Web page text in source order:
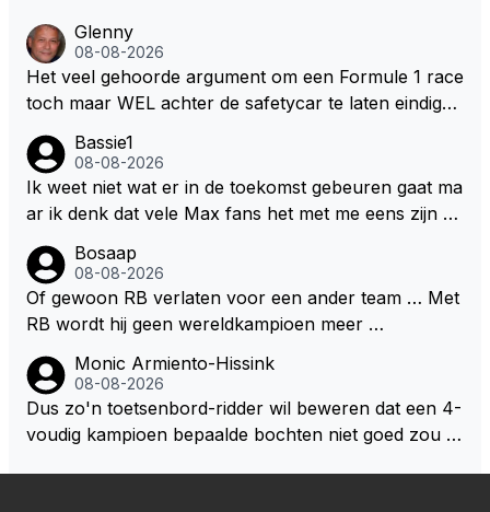
uden dan dat hij op dit moment beweerd. Dan kan hij
zijn talenten en uitzonderlijke klasse laten zien en he
eft daar enorm veel lol aan.
ert nu de spindoctor van newey geworden?? Eerlijk
gezegd snap ik de de kop én het artikel niet echt.
Glenny
08-08-2026
Het veel gehoorde argument om een Formule 1 race
toch maar WEL achter de safetycar te laten eindigen
dat men vreest voor een brandstof tekort. Kennelijk
rijden de teams met tot op de liter afgemeten peut...
Bassie1
08-08-2026
Ik weet niet wat er in de toekomst gebeuren gaat ma
ar ik denk dat vele Max fans het met me eens zijn da
zijn als Alonso samen met Max ergens in een vieren
twings uur race samen in een team zouden zitten. D
eze 2 coureurs zouden een fantastisch affiche zijn v
Bosaap
08-08-2026
Of gewoon RB verlaten voor een ander team … Met
RB wordt hij geen wereldkampioen meer …
Monic Armiento-Hissink
08-08-2026
Dus zo'n toetsenbord-ridder wil beweren dat een 4-
voudig kampioen bepaalde bochten niet goed zou n